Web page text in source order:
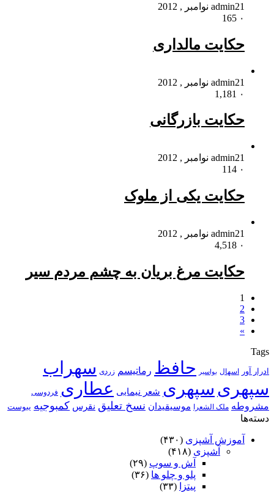
admin21 نوامبر , 2012
۰
حکایت مالداری
admin21 نوامبر , 2012
۰
حکایت بازرگانی
admin21 نوامبر , 2012
۰
حکایت یکى از ملوک
admin21 نوامبر , 2012
۰
حکایت مرغ بریان به چشم مردم سیر
1
2
3
»
Tags
ادرار آور اسهال بواسیر حافظ رماتیسم زردی سهراب
سپهری سپهری شعر نیمایی عطاری فردوسی
مشروطه ملک الشعرا موسیقیدان نسخ تعلیق نقرس کمبوجیه یبوست
دسته‌ها
آموزش آشپزی (۴۳۰)
آشپزی (۴۱۸)
آش و سوپ (۲۹)
پلو و چلو ها (۳۶)
پیتزا
(۳۳)